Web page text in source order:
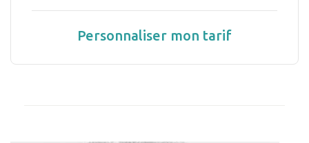
Personnaliser mon tarif